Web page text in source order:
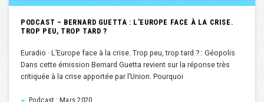
PODCAST – BERNARD GUETTA : L’EUROPE FACE À LA CRISE.
TROP PEU, TROP TARD ?
Euradio · L’Europe face à la crise. Trop peu, trop tard ? : Géopolis
Dans cette émission Bernard Guetta revient sur la réponse très
critiquée à la crise apportée par l’Union. Pourquoi
► Podcast : Mars 2020